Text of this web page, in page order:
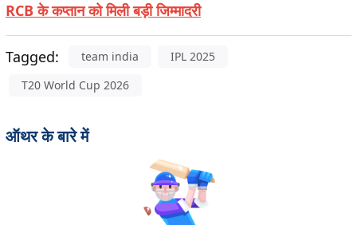
RCB के कप्तान को मिली बड़ी जिम्मादरी
Tagged: team india
IPL 2025
T20 World Cup 2026
ऑथर के बारे में